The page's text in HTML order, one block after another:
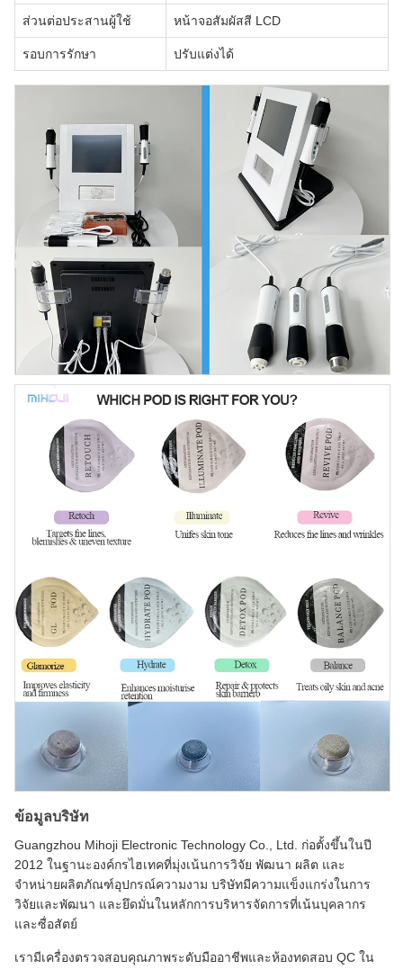
ส่วนต่อประสานผู้ใช้ หน้าจอสัมผัสสี LCD
รอบการรักษา ปรับแต่งได้
ข้อมูลบริษัท
Guangzhou Mihoji Electronic Technology Co., Ltd. ก่อตั้งขึ้นในปี
2012 ในฐานะองค์กรไฮเทคที่มุ่งเน้นการวิจัย พัฒนา ผลิต และ
จำหน่ายผลิตภัณฑ์อุปกรณ์ความงาม บริษัทมีความแข็งแกร่งในการ
วิจัยและพัฒนา และยึดมั่นในหลักการบริหารจัดการที่เน้นบุคลากร
และซื่อสัตย์
เรามีเครื่องตรวจสอบคุณภาพระดับมืออาชีพและห้องทดสอบ QC ใน